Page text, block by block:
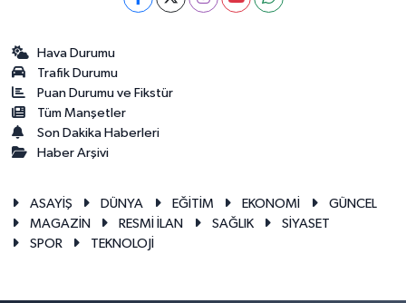
Hava Durumu
Trafik Durumu
Puan Durumu ve Fikstür
Tüm Manşetler
Son Dakika Haberleri
Haber Arşivi
ASAYİŞ DÜNYA EĞİTİM EKONOMİ
GÜNCEL
MAGAZİN
RESMİ İLAN SAĞLIK
SİYASET
SPOR
TEKNOLOJİ